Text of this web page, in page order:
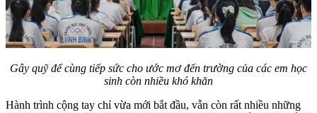
Gây quỹ để cùng tiếp sức cho ước mơ đến trường của các em học
sinh còn nhiều khó khăn
Hành trình cộng tay chỉ vừa mới bắt đầu, vẫn còn rất nhiều những